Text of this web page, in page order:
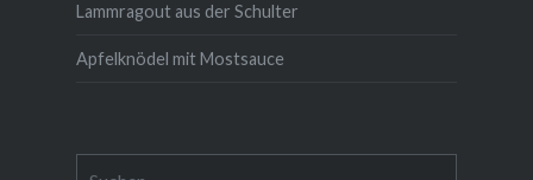
Lammragout aus der Schulter
Apfelknödel mit Mostsauce